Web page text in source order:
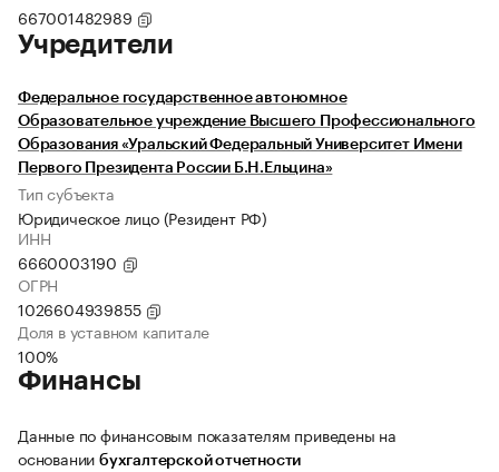
667001482989
Учредители
Федеральное государственное автономное
Образовательное учреждение Высшего Профессионального
Образования «Уральский Федеральный Университет Имени
Первого Президента России Б.Н.Ельцина»
Тип субъекта
Юридическое лицо (Резидент РФ)
ИНН
6660003190
ОГРН
1026604939855
Доля в уставном капитале
100%
Финансы
Данные по финансовым показателям приведены на
основании бухгалтерской отчетности